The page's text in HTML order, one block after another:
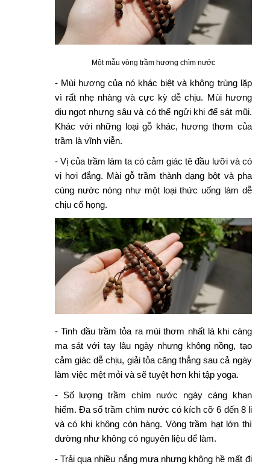
Một mẫu vòng trầm hương chìm nước
- Mùi hương của nó khác biệt và không trùng lặp
vì rất nhẹ nhàng và cực kỳ dễ chịu. Mùi hương
dịu ngọt nhưng sâu và có thể ngửi khi để sát mũi.
Khác với những loại gỗ khác, hương thơm của
trầm là vĩnh viễn.
- Vị của trầm làm ta có cảm giác tê đầu lưỡi và có
vị hơi đắng. Mài gỗ trầm thành dạng bột và pha
cùng nước nóng như một loại thức uống làm dễ
chịu cổ họng.
- Tinh dầu trầm tỏa ra mùi thơm nhất là khi càng
ma sát với tay lâu ngày nhưng không nồng, tạo
cảm giác dễ chịu, giải tỏa căng thẳng sau cả ngày
làm việc mệt mỏi và sẽ tuyệt hơn khi tập yoga.
- Số lượng trầm chìm nước ngày càng khan
hiếm. Đa số trầm chìm nước có kích cỡ 6 đến 8 li
và có khi không còn hàng. Vòng trầm hạt lớn thì
dường như không có nguyên liệu để làm.
- Trải qua nhiều nắng mưa nhưng không hề mất đi